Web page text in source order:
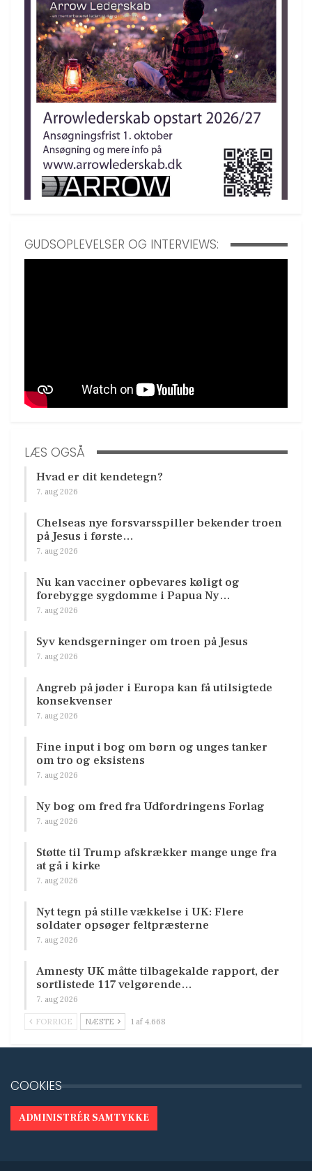
GUDSOPLEVELSER OG INTERVIEWS:
LÆS OGSÅ
Hvad er dit kendetegn?
7. aug 2026
Chelseas nye forsvarsspiller bekender troen
på Jesus i første…
7. aug 2026
Nu kan vacciner opbevares køligt og
forebygge sygdomme i Papua Ny…
7. aug 2026
Syv kendsgerninger om troen på Jesus
7. aug 2026
Angreb på jøder i Europa kan få utilsigtede
konsekvenser
7. aug 2026
Fine input i bog om børn og unges tanker
om tro og eksistens
7. aug 2026
Ny bog om fred fra Udfordringens Forlag
7. aug 2026
Støtte til Trump afskrækker mange unge fra
at gå i kirke
7. aug 2026
Nyt tegn på stille vækkelse i UK: Flere
soldater opsøger feltpræsterne
7. aug 2026
Amnesty UK måtte tilbagekalde rapport, der
sortlistede 117 velgørende…
7. aug 2026
FORRIGE NÆSTE 1 af 4.668
COOKIES
ADMINISTRÉR SAMTYKKE